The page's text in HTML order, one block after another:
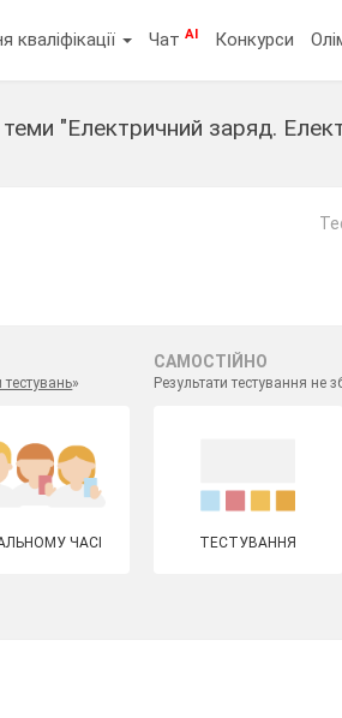
кваліфікації ЧатAI Конкурси
"Електричний заряд.
тестувань»
САМОСТІЙНО
Результати тестування не
ЧАСІ ТЕСТУВАННЯ